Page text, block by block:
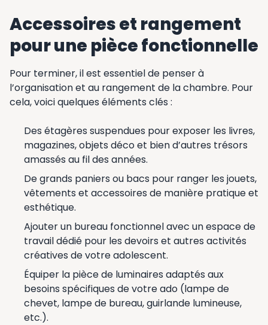
Accessoires et rangement
pour une pièce fonctionnelle
Pour terminer, il est essentiel de penser à
l’organisation et au rangement de la chambre. Pour
cela, voici quelques éléments clés :
Des étagères suspendues pour exposer les livres,
magazines, objets déco et bien d’autres trésors
amassés au fil des années.
De grands paniers ou bacs pour ranger les jouets,
vêtements et accessoires de manière pratique et
esthétique.
Ajouter un bureau fonctionnel avec un espace de
travail dédié pour les devoirs et autres activités
créatives de votre adolescent.
Équiper la pièce de luminaires adaptés aux
besoins spécifiques de votre ado (lampe de
chevet, lampe de bureau, guirlande lumineuse,
etc.).